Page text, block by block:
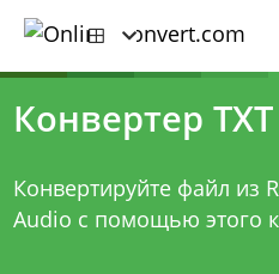
Конвертер
Конвертируйте файл из
Audio с помощью этого